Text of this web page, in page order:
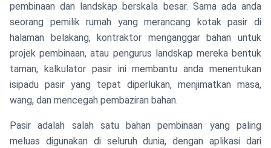
pembinaan dan landskap berskala besar. Sama ada anda
seorang pemilik rumah yang merancang kotak pasir di
halaman belakang, kontraktor menganggar bahan untuk
projek pembinaan, atau pengurus landskap mereka bentuk
taman, kalkulator pasir ini membantu anda menentukan
isipadu pasir yang tepat diperlukan, menjimatkan masa,
wang, dan mencegah pembaziran bahan.
Pasir adalah salah satu bahan pembinaan yang paling
meluas digunakan di seluruh dunia, dengan aplikasi dari